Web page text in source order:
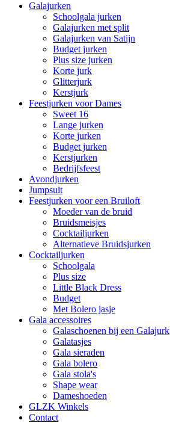
Galajurken
Schoolgala jurken
Galajurken met split
Galajurken van Satijn
Budget jurken
Plus size jurken
Korte jurk
Glitterjurk
Kerstjurk
Feestjurken voor Dames
Sweet 16
Lange jurken
Korte jurken
Budget jurken
Kerstjurken
Bedrijfsfeest
Avondjurken
Jumpsuit
Feestjurken voor een Bruiloft
Moeder van de bruid
Bruidsmeisjes
Cocktailjurken
Alternatieve Bruidsjurken
Cocktailjurken
Schoolgala
Plus size
Little Black Dress
Budget
Met Bolero jasje
Gala accessoires
Galaschoenen bij een Galajurk
Galatasjes
Gala sieraden
Gala bolero
Gala stola's
Shape wear
Dameshoeden
GLZK Winkels
Contact